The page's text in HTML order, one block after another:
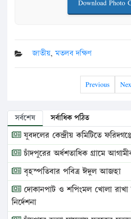
Download Photo
জাতীয়,মতলব দক্ষিণ
Previous
সর্বশেষ সর্বাধিক পঠিত
যুবদলের কেন্দ্রীয় কমিটিতে
চাঁদপুরের অর্ধশতাধিক গ্রামে
বৃহস্পতিবার পবিত্র ঈদুল আজহা
দোকানপাট ও শপিংমল খোলা রাখা
নির্দেশনা